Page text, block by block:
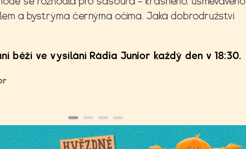
a bystrýma černýma očima. Jaká dobrodružství
běží ve vysílání Rádia Junior každý den v 18:30.